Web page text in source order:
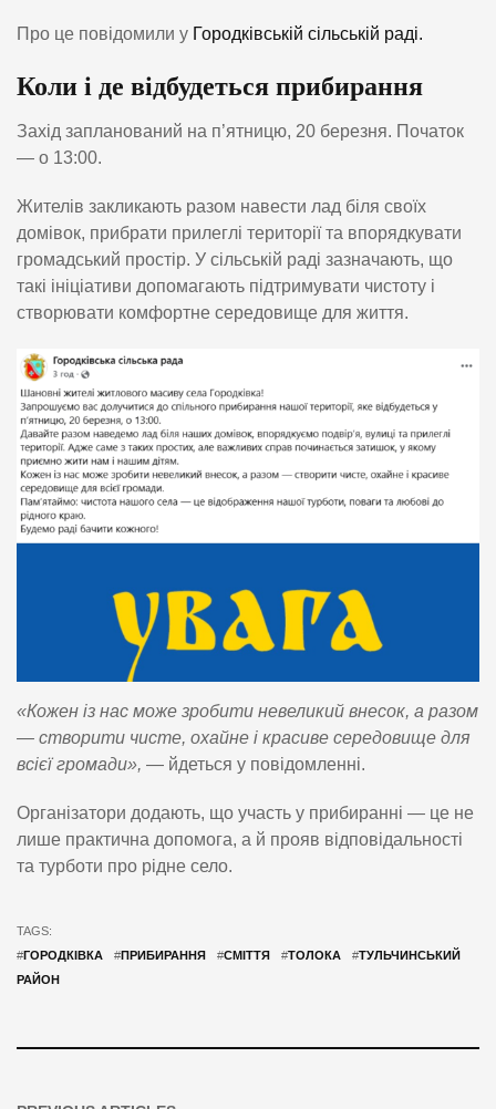
Про це повідомили у Городківській сільській раді.
Коли і де відбудеться прибирання
Захід запланований на п’ятницю, 20 березня. Початок
— о 13:00.
Жителів закликають разом навести лад біля своїх
домівок, прибрати прилеглі території та впорядкувати
громадський простір. У сільській раді зазначають, що
такі ініціативи допомагають підтримувати чистоту і
створювати комфортне середовище для життя.
«Кожен із нас може зробити невеликий внесок, а разом
— створити чисте, охайне і красиве середовище для
всієї громади», — йдеться у повідомленні.
Організатори додають, що участь у прибиранні — це не
лише практична допомога, а й прояв відповідальності
та турботи про рідне село.
TAGS:
#ГОРОДКІВКА #ПРИБИРАННЯ #СМІТТЯ #ТОЛОКА #ТУЛЬЧИНСЬКИЙ
РАЙОН